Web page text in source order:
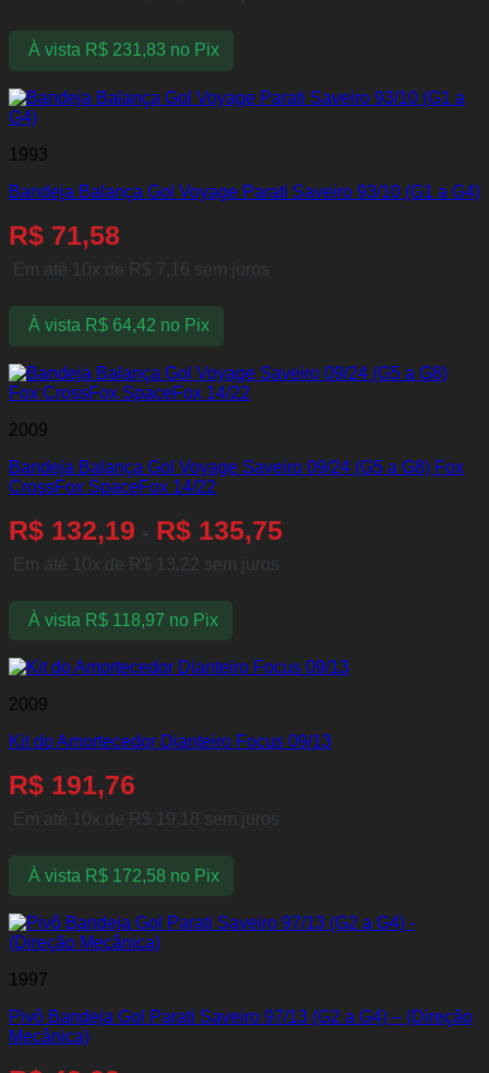
À vista R$231,83 no Pix
1993
Bandeja Balança Gol Voyage Parati Saveiro 93/10 (G1 a G4)
R$ 71,58
Em até 10x de R$ 7,16 sem juros
À vista R$64,42 no Pix
2009
Bandeja Balança Gol Voyage Saveiro 09/24 (G5 a G8) Fox
CrossFox SpaceFox 14/22
R$ 132,19 - R$ 135,75
Em até 10x de R$ 13,22 sem juros
À vista R$118,97 no Pix
2009
Kit do Amortecedor Dianteiro Focus 09/13
R$ 191,76
Em até 10x de R$ 19,18 sem juros
À vista R$172,58 no Pix
1997
Pivô Bandeja Gol Parati Saveiro 97/13 (G2 a G4) – (Direção
Mecânica)